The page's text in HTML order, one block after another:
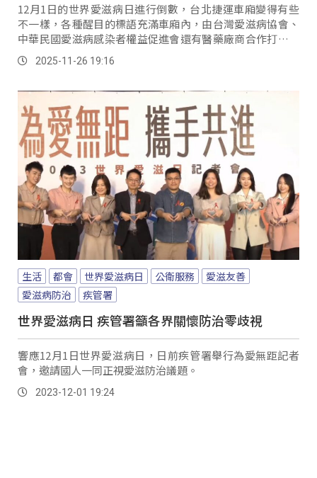
12月1日的世界愛滋病日進行倒數，台北捷運車廂變得有些
不一樣，各種醒目的標語充滿車廂內，由台灣愛滋病協會、
中華民國愛滋病感染者權益促進會還有醫藥廠商合作打造主
題列車，以國際共識「測不到就不具傳染力」為核心來響
應，透過結合生活化訊息，讓民眾在日常生活中接觸正確知
2025-11-26 19:16
生活 都會 世界愛滋病日 公衛服務
愛滋友善
愛滋病防治
疾管署
世界愛滋病日 疾管署籲各界關懷防治零歧視
響應12月1日世界愛滋病日，日前疾管署舉行為愛無距記者
會，邀請國人一同正視愛滋防治議題。
2023-12-01 19:24